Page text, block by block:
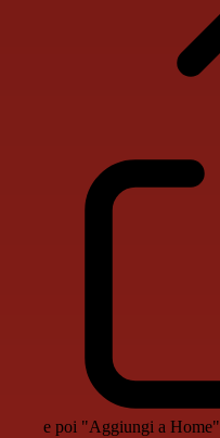
e poi "Aggiungi a Home"